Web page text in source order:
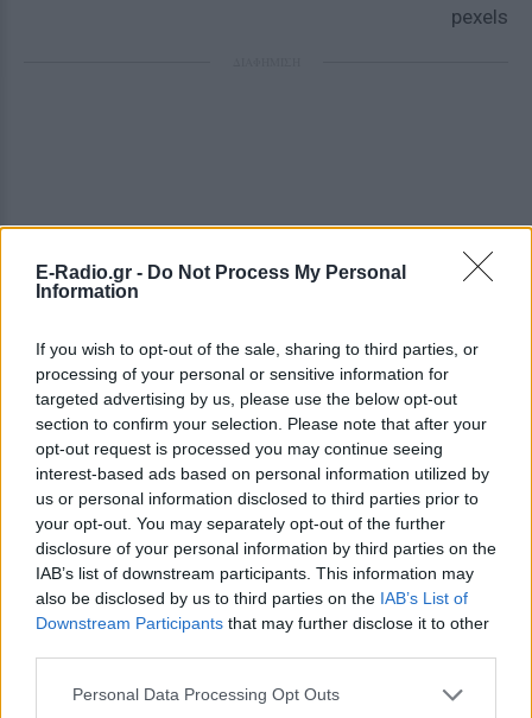
E-Radio.gr - Do Not Process My Personal
Information
If you wish to opt-out of the sale, sharing to third parties, or
processing of your personal or sensitive information for
targeted advertising by us, please use the below opt-out
section to confirm your selection. Please note that after your
opt-out request is processed you may continue seeing
interest-based ads based on personal information utilized by
us or personal information disclosed to third parties prior to
your opt-out. You may separately opt-out of the further
disclosure of your personal information by third parties on the
IAB’s list of downstream participants. This information may
also be disclosed by us to third parties on the IAB’s List of
Downstream Participants that may further disclose it to other
Personal Data Processing Opt Outs
pexels
Οι κληρονόμοι φαίνεται επίσης να ξοδεύουν
διαφορετικά τα χρήματά τους σε σχέση με όσους
έγιναν πλούσιοι μόνοι τους. Επιλέγουν συχνότερα